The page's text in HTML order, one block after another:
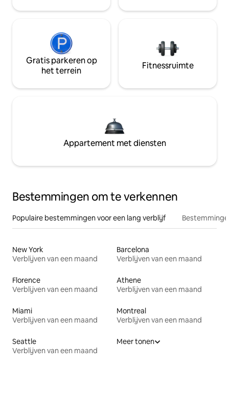
Gratis parkeren op
het terrein
Fitnessruimte
Appartement met diensten
Bestemmingen om te verkennen
Populaire bestemmingen voor een lang verblijf
New York
Verblijven van een maand
Barcelona
Verblijven van een maand
Florence
Verblijven van een maand
Athene
Verblijven van een maand
Miami
Verblijven van een maand
Montreal
Verblijven van een maand
Seattle
Verblijven van een maand
Meer tonen